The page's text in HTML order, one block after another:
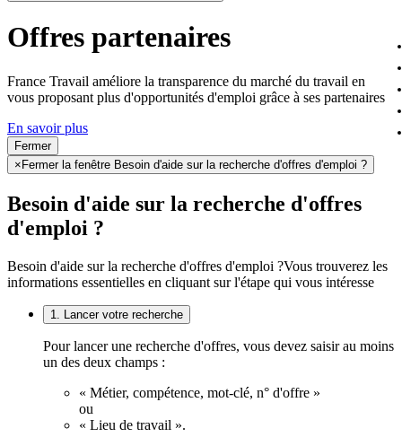
Offres partenaires
France Travail améliore la transparence du marché du travail en
vous proposant plus d'opportunités d'emploi grâce à ses partenaires
En savoir plus
Fermer
× Fermer la fenêtre Besoin d'aide sur la recherche d'offres d'emploi ?
Besoin d'aide sur la recherche d'offres
d'emploi ?
Besoin d'aide sur la recherche d'offres d'emploi ?Vous trouverez les
informations essentielles en cliquant sur l'étape qui vous intéresse
1. Lancer votre recherche
Pour lancer une recherche d'offres, vous devez saisir au moins
un des deux champs :
« Métier, compétence, mot-clé, n° d'offre »
ou
« Lieu de travail ».